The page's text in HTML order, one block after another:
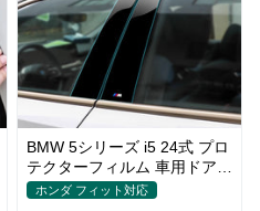
BMW 5シリーズ i5 24式 プロ
テクターフィルム 車用ドアフ
ィルム 車包装フィルム チッ
ホンダ フィット対応